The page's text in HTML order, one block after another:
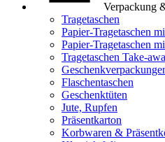
Verpackung
Tragetaschen
Papier-Tragetaschen
Papier-Tragetaschen
Tragetaschen Take-
Flaschentaschen
Geschenktüten
Jute, Rupfen
Präsentkarton
Korbwaren &